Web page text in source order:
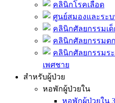
คลินิกโรคเลือด
ศูนย์สมองและระ
คลินิกศัลยกรรมเด็
คลินิกศัลยกรรมต
คลินิกศัลยกรรมร
เพศชาย
สำหรับผู้ป่วย
หอพักผู้ป่วยใน
หอพักผู้ป่วยใน